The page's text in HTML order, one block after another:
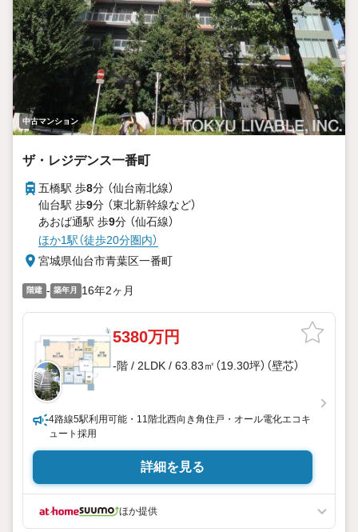
中古マンション
ザ・レジデンス一番町
五橋駅 歩8分 （仙台南北線）
仙台駅 歩9分 （東北新幹線など）
あおば通駅 歩9分 （仙石線）
ほか1駅（徒歩20分圏内）
宮城県仙台市青葉区一番町
階建 - 築年月 16年2ヶ月
5380万円
-階 / 2LDK / 63.83㎡（19.30坪）（壁芯）
4路線5駅利用可能・11階北西向き角住戸・オール電化エコキ
ュート採用
詳細を見る
ほか提供